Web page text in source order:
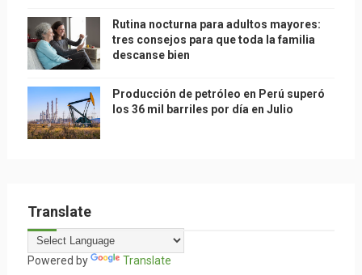
Rutina nocturna para adultos mayores:
tres consejos para que toda la familia
descanse bien
Producción de petróleo en Perú superó
los 36 mil barriles por día en Julio
Translate
Powered by Translate